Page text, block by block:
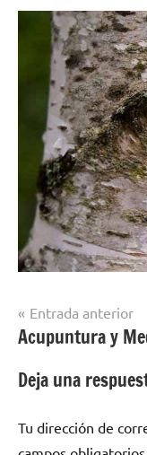
Navegación
de
entradas
Entrada anterior
Acupuntura y
Deja una
Tu dirección de